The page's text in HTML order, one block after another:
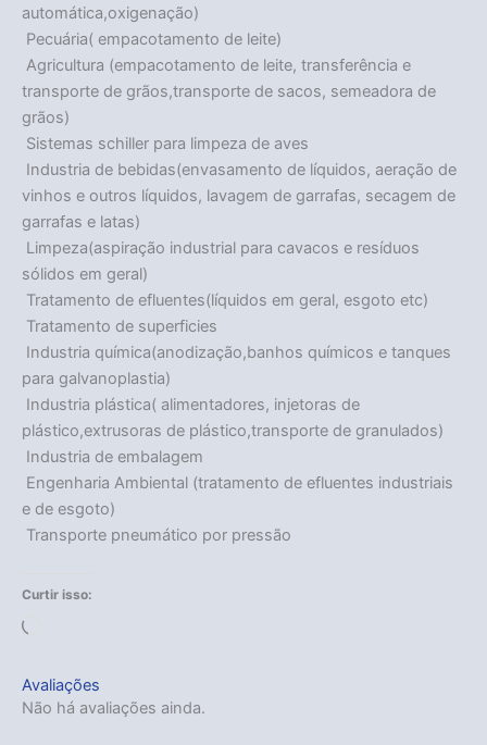
automática,oxigenação)
 Pecuária( empacotamento de leite)
 Agricultura (empacotamento de leite, transferência e
transporte de grãos,transporte de sacos, semeadora de
grãos)
 Sistemas schiller para limpeza de aves
 Industria de bebidas(envasamento de líquidos, aeração de
vinhos e outros líquidos, lavagem de garrafas, secagem de
garrafas e latas)
 Limpeza(aspiração industrial para cavacos e resíduos
sólidos em geral)
 Tratamento de efluentes(líquidos em geral, esgoto etc)
 Tratamento de superficies
 Industria química(anodização,banhos químicos e tanques
para galvanoplastia)
 Industria plástica( alimentadores, injetoras de
plástico,extrusoras de plástico,transporte de granulados)
 Industria de embalagem
 Engenharia Ambiental (tratamento de efluentes industriais
e de esgoto)
 Transporte pneumático por pressão
Curtir isso:
Avaliações
Não há avaliações ainda.